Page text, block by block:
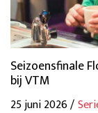
Seizoensfinale
bij VTM
25 juni 2026 /